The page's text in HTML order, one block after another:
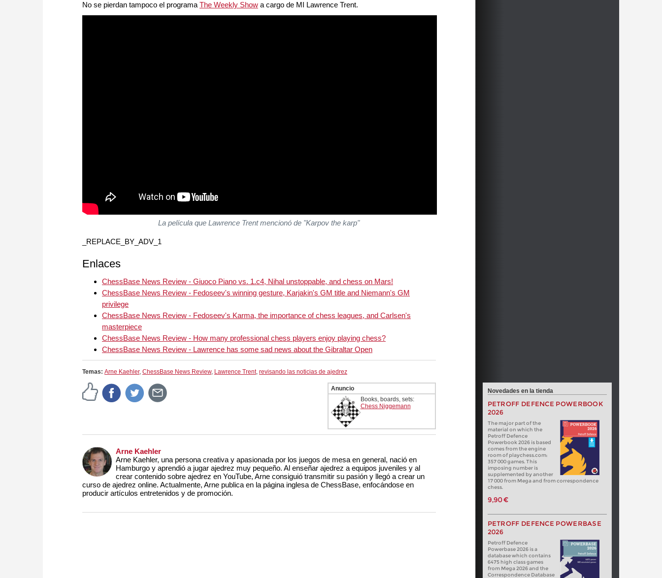
No se pierdan tampoco el programa The Weekly Show a cargo de MI Lawrence Trent.
La película que Lawrence Trent mencionó de "Karpov the karp"
_REPLACE_BY_ADV_1
Enlaces
ChessBase News Review - Giuoco Piano vs. 1.c4, Nihal unstoppable, and chess on Mars!
ChessBase News Review - Fedoseev's winning gesture, Karjakin's GM title and Niemann's GM
privilege
ChessBase News Review - Fedoseev's Karma, the importance of chess leagues, and Carlsen's
masterpiece
ChessBase News Review - How many professional chess players enjoy playing chess?
ChessBase News Review - Lawrence has some sad news about the Gibraltar Open
Temas: Arne Kaehler, ChessBase News Review, Lawrence Trent, revisando las noticias de ajedrez
Anuncio
Books, boards, sets:
Chess Niggemann
Arne Kaehler
Arne Kaehler, una persona creativa y apasionada por los juegos de mesa en general, nació en
Hamburgo y aprendió a jugar ajedrez muy pequeño. Al enseñar ajedrez a equipos juveniles y al
crear contenido sobre ajedrez en YouTube, Arne consiguió transmitir su pasión y llegó a crear un
curso de ajedrez online. Actualmente, Arne publica en la página inglesa de ChessBase, enfocándose en
producir artículos entretenidos y de promoción.
Novedades en la tienda
PETROFF DEFENCE POWERBOOK
2026
The major part of the
material on which the
Petroff Defence
Powerbook 2026 is based
comes from the engine
room of playchess.com:
357 000 games. This
imposing number is
supplemented by another
17 000 from Mega and from correspondence
chess.
9,90 €
PETROFF DEFENCE POWERBASE
2026
Petroff Defence
Powerbase 2026 is a
database which contains
6475 high class games
from Mega 2026 and the
Correspondence Database